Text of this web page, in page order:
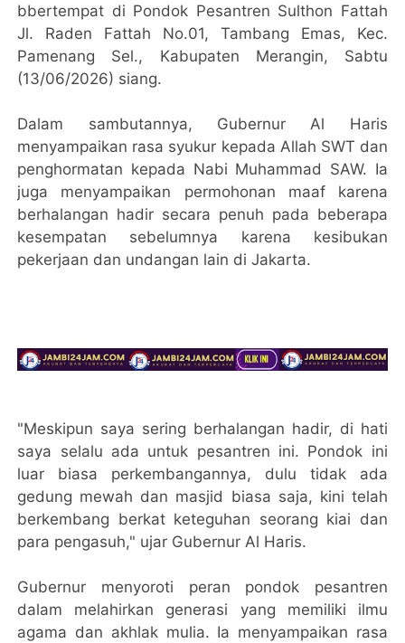
bbertempat di Pondok Pesantren Sulthon Fattah
Jl. Raden Fattah No.01, Tambang Emas, Kec.
Pamenang Sel., Kabupaten Merangin, Sabtu
(13/06/2026) siang.
Dalam sambutannya, Gubernur Al Haris
menyampaikan rasa syukur kepada Allah SWT dan
penghormatan kepada Nabi Muhammad SAW. Ia
juga menyampaikan permohonan maaf karena
berhalangan hadir secara penuh pada beberapa
kesempatan sebelumnya karena kesibukan
pekerjaan dan undangan lain di Jakarta.
"Meskipun saya sering berhalangan hadir, di hati
saya selalu ada untuk pesantren ini. Pondok ini
luar biasa perkembangannya, dulu tidak ada
gedung mewah dan masjid biasa saja, kini telah
berkembang berkat keteguhan seorang kiai dan
para pengasuh," ujar Gubernur Al Haris.
Gubernur menyoroti peran pondok pesantren
dalam melahirkan generasi yang memiliki ilmu
agama dan akhlak mulia. Ia menyampaikan rasa